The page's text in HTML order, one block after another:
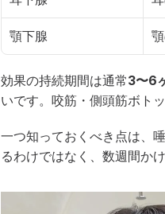
顎下腺
効果の持続期間は通常3〜6
いです。咬筋・側頭筋ボト
一つ知っておくべき点は、
るわけではなく、数週間か